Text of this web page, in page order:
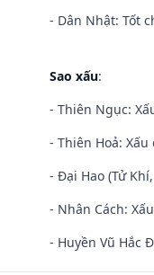
- Dân Nhật: Tốt
Sao xấu:
- Thiên Ngục:
- Thiên Hoả:
- Đại Hao (Tử
- Nhân Cách:
- Huyền Vũ Hắc